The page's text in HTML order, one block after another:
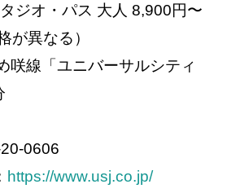
ジオ・パス 大人 8,900円〜
が異なる）
咲線「ユニバーサルシティ
0606
https://www.usj.co.jp/